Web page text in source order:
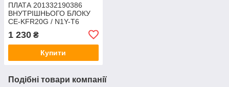
ПЛАТА 201332190386
ВНУТРІШНЬОГО БЛОКУ
CE-KFR20G / N1Y-T6
1 230 ₴
Купити
Подібні товари компанії